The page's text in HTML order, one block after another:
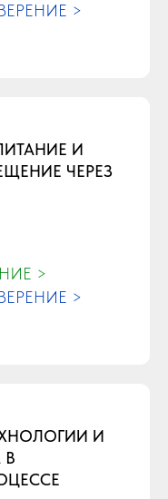
>
И
ЧЕРЕЗ
>
>
И
В